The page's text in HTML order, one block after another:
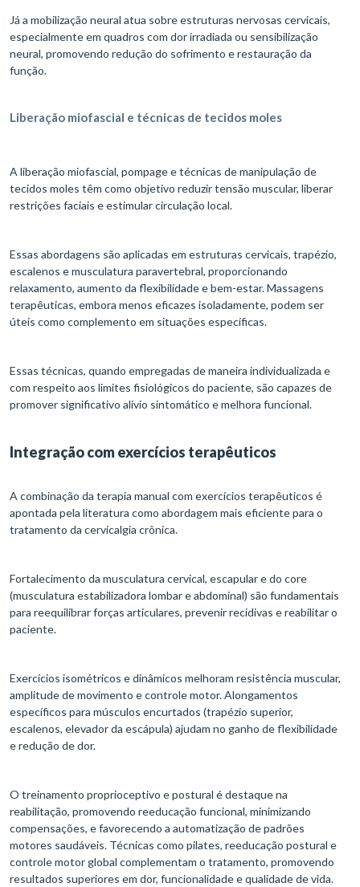
Já a mobilização neural atua sobre estruturas nervosas cervicais,
especialmente em quadros com dor irradiada ou sensibilização
neural, promovendo redução do sofrimento e restauração da
função.​​
Liberação miofascial e técnicas de tecidos moles
A liberação miofascial, pompage e técnicas de manipulação de
tecidos moles têm como objetivo reduzir tensão muscular, liberar
restrições faciais e estimular circulação local.
Essas abordagens são aplicadas em estruturas cervicais, trapézio,
escalenos e musculatura paravertebral, proporcionando
relaxamento, aumento da flexibilidade e bem-estar. Massagens
terapêuticas, embora menos eficazes isoladamente, podem ser
úteis como complemento em situações específicas.​
Essas técnicas, quando empregadas de maneira individualizada e
com respeito aos limites fisiológicos do paciente, são capazes de
promover significativo alívio sintomático e melhora funcional.
Integração com exercícios terapêuticos
A combinação da terapia manual com exercícios terapêuticos é
apontada pela literatura como abordagem mais eficiente para o
tratamento da cervicalgia crônica.
Fortalecimento da musculatura cervical, escapular e do core
(musculatura estabilizadora lombar e abdominal) são fundamentais
para reequilibrar forças articulares, prevenir recidivas e reabilitar o
paciente.
Exercícios isométricos e dinâmicos melhoram resistência muscular,
amplitude de movimento e controle motor. Alongamentos
específicos para músculos encurtados (trapézio superior,
escalenos, elevador da escápula) ajudam no ganho de flexibilidade
e redução de dor.​
O treinamento proprioceptivo e postural é destaque na
reabilitação, promovendo reeducação funcional, minimizando
compensações, e favorecendo a automatização de padrões
motores saudáveis. Técnicas como pilates, reeducação postural e
controle motor global complementam o tratamento, promovendo
resultados superiores em dor, funcionalidade e qualidade de vida.